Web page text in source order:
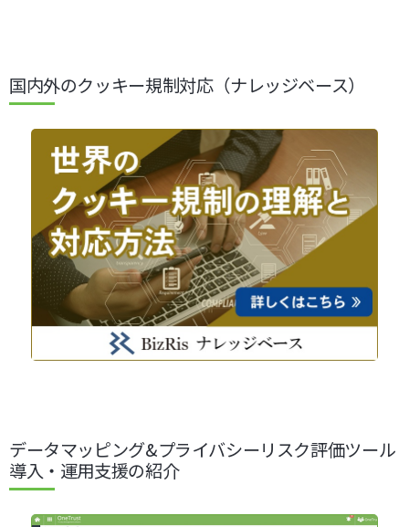
国内外のクッキー規制対応（ナレッジベース）
データマッピング&プライバシーリスク評価ツール
導入・運用支援の紹介